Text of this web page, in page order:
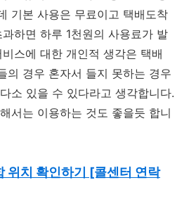
기본 사용은 무료이고 택배도착
하면 하루 1천원의 사용료가 발
스에 대한 개인적 생각은 택배
의 경우 혼자서 들지 못하는 경우
소 있을 수 있다라고 생각합니다.
서는 이용하는 것도 좋을듯 합니
위치 확인하기 [콜센터 연락